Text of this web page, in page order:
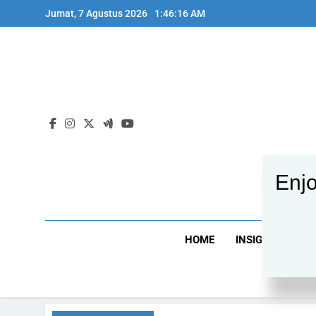
to
Jumat, 7 Agustus 2026 1:46:16 AM
HOME INSIGHT NEWS